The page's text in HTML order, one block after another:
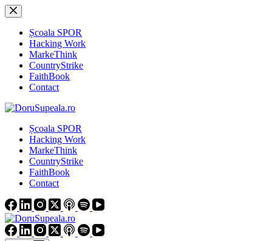
Sari
la
conținutȘcoala SPOR
Hacking Work
MarkeThink
CountryStrike
FaithBook
Contact
Școala SPOR
Hacking Work
MarkeThink
CountryStrike
FaithBook
Contact